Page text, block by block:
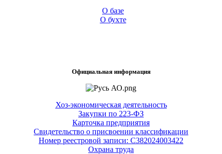
О базе
О бухте
Официальная информация
Хоз-экономическая деятельность
Закупки по 223-ФЗ
Карточка предприятия
Свидетельство о присвоении классификации
Номер реестровой записи: С382024003422
Охрана труда